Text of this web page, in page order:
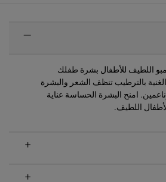
اللطيف للأطفال بشرة طفلك
بالترطيب تنظف الشعر والبشرة
امنح البشرة الحساسة عناية
اللطيف.